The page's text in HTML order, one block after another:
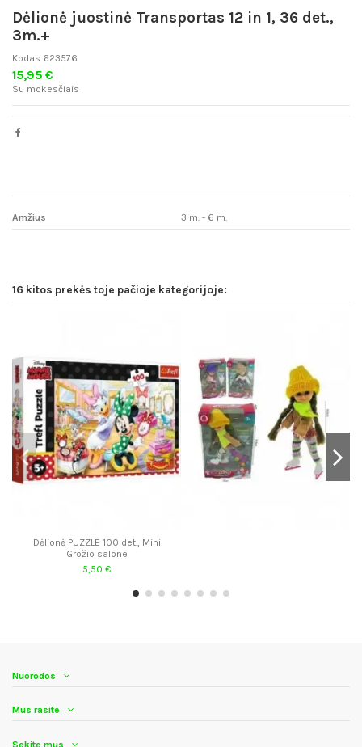
Dėlionė juostinė Transportas 12 in 1, 36 det.,
3m.+
Kodas 623576
15,95 €
Su mokesčiais
Amžius 3 m. - 6 m.
16 kitos prekės toje pačioje kategorijoje:
Dėlionė PUZZLE 100 det., Mini
Grožio salone
5,50 €
Nuorodos
Mus rasite
Sekite mus